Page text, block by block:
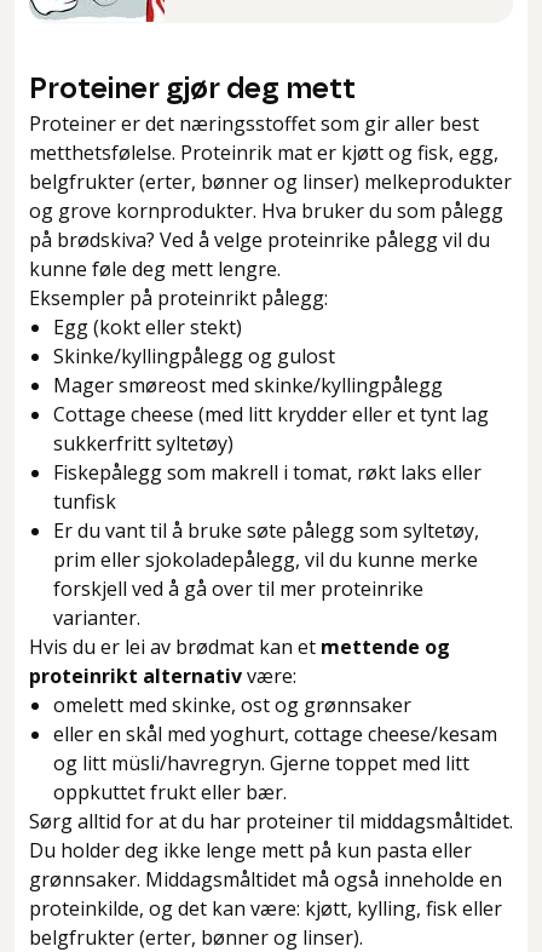
Proteiner gjør deg mett
Proteiner er det næringsstoffet som gir aller best
metthetsfølelse. Proteinrik mat er kjøtt og fisk, egg,
belgfrukter (erter, bønner og linser) melkeprodukter
og grove kornprodukter. Hva bruker du som pålegg
på brødskiva? Ved å velge proteinrike pålegg vil du
kunne føle deg mett lengre.
Eksempler på proteinrikt pålegg:
Egg (kokt eller stekt)
Skinke/kyllingpålegg og gulost
Mager smøreost med skinke/kyllingpålegg
Cottage cheese (med litt krydder eller et tynt lag
sukkerfritt syltetøy)
Fiskepålegg som makrell i tomat, røkt laks eller
tunfisk
Er du vant til å bruke søte pålegg som syltetøy,
prim eller sjokoladepålegg, vil du kunne merke
forskjell ved å gå over til mer proteinrike
varianter.
Hvis du er lei av brødmat kan et mettende og
proteinrikt alternativvære:
omelett med skinke, ost og grønnsaker
eller en skål med yoghurt, cottage cheese/kesam
og litt müsli/havregryn. Gjerne toppet med litt
oppkuttet frukt eller bær.
Sørg alltid for at du har proteiner til middagsmåltidet.
Du holder deg ikke lenge mett på kun pasta eller
grønnsaker. Middagsmåltidet må også inneholde en
proteinkilde, og det kan være: kjøtt, kylling, fisk eller
belgfrukter (erter, bønner og linser).